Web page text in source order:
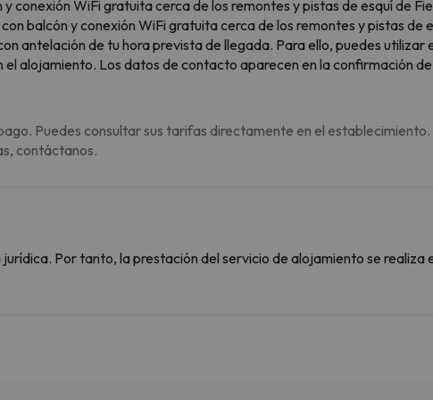
conexión WiFi gratuita cerca de los remontes y pistas de esquí de
balcón y conexión WiFi gratuita cerca de los remontes y pistas de
antelación de tu hora prevista de llegada. Para ello, puedes
alojamiento. Los datos de contacto aparecen en la confirmación
Puedes consultar sus tarifas directamente en el
contáctanos.
Por tanto, la prestación del servicio de alojamiento se realiza